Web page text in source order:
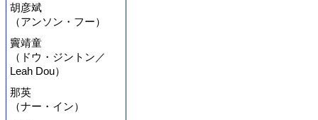
胡彦斌
（アンソン・フー）
竇靖童
（ドウ・ジントン／
Leah Dou）
那英
（ナー・イン）